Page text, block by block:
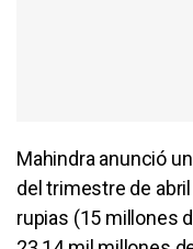
Mahindra anunció
del trimestre de
rupias (15 millones